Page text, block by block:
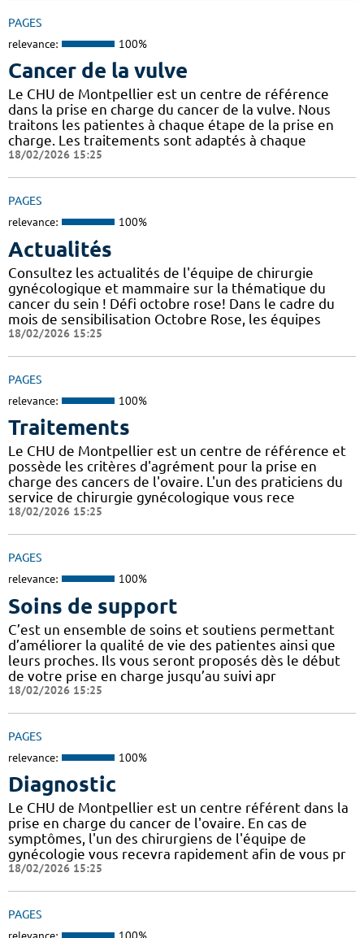
PAGES
relevance: 100%
Cancer de la vulve
Le CHU de Montpellier est un centre de référence
dans la prise en charge du cancer de la vulve. Nous
traitons les patientes à chaque étape de la prise en
charge. Les traitements sont adaptés à chaque
18/02/2026 15:25
PAGES
relevance: 100%
Actualités
Consultez les actualités de l'équipe de chirurgie
gynécologique et mammaire sur la thématique du
cancer du sein ! Défi octobre rose! Dans le cadre du
mois de sensibilisation Octobre Rose, les équipes
18/02/2026 15:25
PAGES
relevance: 100%
Traitements
Le CHU de Montpellier est un centre de référence et
possède les critères d'agrément pour la prise en
charge des cancers de l'ovaire. L'un des praticiens du
service de chirurgie gynécologique vous rece
18/02/2026 15:25
PAGES
relevance: 100%
Soins de support
C’est un ensemble de soins et soutiens permettant
d’améliorer la qualité de vie des patientes ainsi que
leurs proches. Ils vous seront proposés dès le début
de votre prise en charge jusqu’au suivi apr
18/02/2026 15:25
PAGES
relevance: 100%
Diagnostic
Le CHU de Montpellier est un centre référent dans la
prise en charge du cancer de l'ovaire. En cas de
symptômes, l'un des chirurgiens de l'équipe de
gynécologie vous recevra rapidement afin de vous pr
18/02/2026 15:25
PAGES